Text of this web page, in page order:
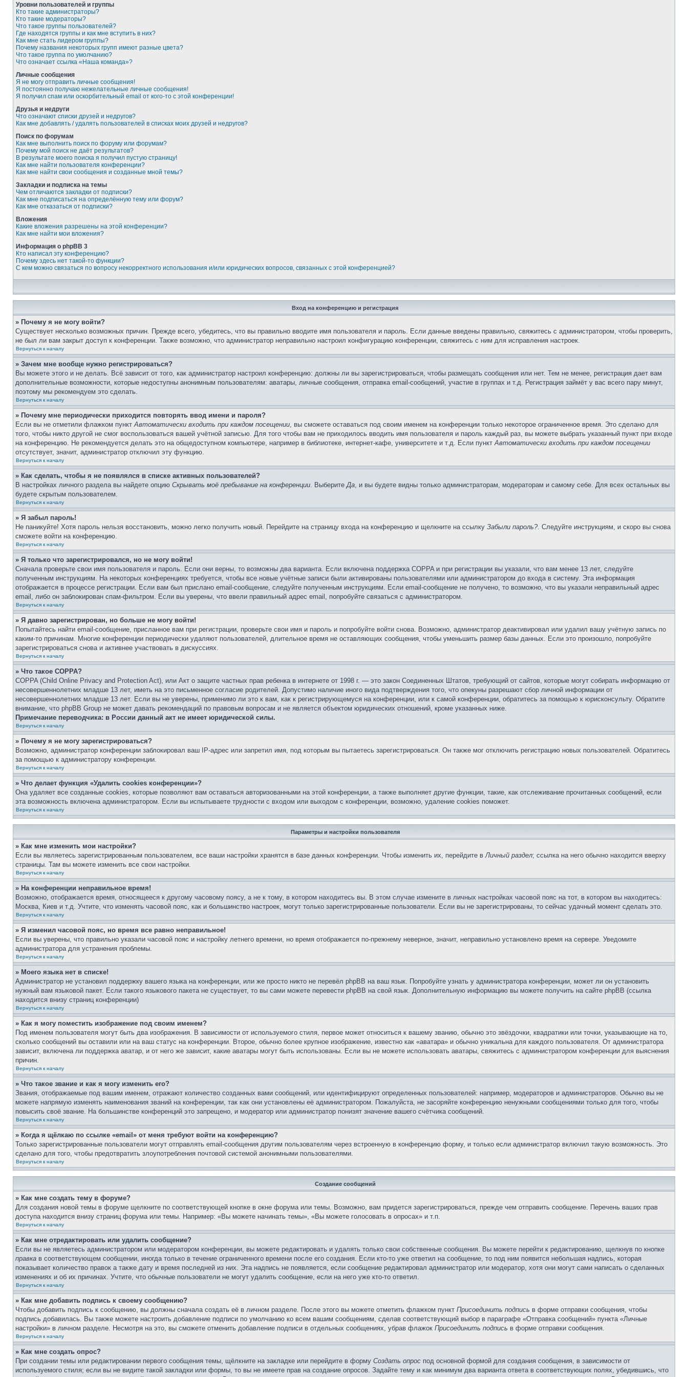
Уровни пользователей и группы
Кто такие администраторы?
Кто такие модераторы?
Что такое группы пользователей?
Где находятся группы и как мне вступить в них?
Как мне стать лидером группы?
Почему названия некоторых групп имеют разные цвета?
Что такое группа по умолчанию?
Что означает ссылка «Наша команда»?
Личные сообщения
Я не могу отправить личные сообщения!
Я постоянно получаю нежелательные личные сообщения!
Я получил спам или оскорбительный email от кого-то с этой конференции!
Друзья и недруги
Что означают списки друзей и недругов?
Как мне добавлять / удалять пользователей в списках моих друзей и недругов?
Поиск по форумам
Как мне выполнить поиск по форуму или форумам?
Почему мой поиск не даёт результатов?
В результате моего поиска я получил пустую страницу!
Как мне найти пользователя конференции?
Как мне найти свои сообщения и созданные мной темы?
Закладки и подписка на темы
Чем отличаются закладки от подписки?
Как мне подписаться на определённую тему или форум?
Как мне отказаться от подписки?
Вложения
Какие вложения разрешены на этой конференции?
Как мне найти мои вложения?
Информация о phpBB 3
Кто написал эту конференцию?
Почему здесь нет такой-то функции?
С кем можно связаться по вопросу некорректного использования и/или юридических вопросов, связанных с этой конференцией?
Вход на конференцию и регистрация
» Почему я не могу войти?
Существует несколько возможных причин. Прежде всего, убедитесь, что вы правильно вводите имя пользователя и пароль. Если данные введены правильно, свяжитесь с администратором, чтобы проверить,
не был ли вам закрыт доступ к конференции. Также возможно, что администратор неправильно настроил конфигурацию конференции, свяжитесь с ним для исправления настроек.
Вернуться к началу
» Зачем мне вообще нужно регистрироваться?
Вы можете этого и не делать. Всё зависит от того, как администратор настроил конференцию: должны ли вы зарегистрироваться, чтобы размещать сообщения или нет. Тем не менее, регистрация дает вам
дополнительные возможности, которые недоступны анонимным пользователям: аватары, личные сообщения, отправка email-сообщений, участие в группах и т.д. Регистрация займёт у вас всего пару минут,
поэтому мы рекомендуем это сделать.
Вернуться к началу
» Почему мне периодически приходится повторять ввод имени и пароля?
Если вы не отметили флажком пунктАвтоматически входить при каждом посещении, вы сможете оставаться под своим именем на конференции только некоторое ограниченное время. Это сделано для
того, чтобы никто другой не смог воспользоваться вашей учётной записью. Для того чтобы вам не приходилось вводить имя пользователя и пароль каждый раз, вы можете выбрать указанный пункт при входе
на конференцию. Не рекомендуется делать это на общедоступном компьютере, например в библиотеке, интернет-кафе, университете и т.д. Если пунктАвтоматически входить при каждом посещении
отсутствует, значит, администратор отключил эту функцию.
Вернуться к началу
» Как сделать, чтобы я не появлялся в списке активных пользователей?
В настройках личного раздела вы найдете опцию Скрывать моё пребывание на конференции. ВыберитеДа, и вы будете видны только администраторам, модераторам и самому себе. Для всех остальных вы
будете скрытым пользователем.
Вернуться к началу
» Я забыл пароль!
Не паникуйте! Хотя пароль нельзя восстановить, можно легко получить новый. Перейдите на страницу входа на конференцию и щелкните на ссылку Забыли пароль?. Следуйте инструкциям, и скоро вы снова
сможете войти на конференцию.
Вернуться к началу
» Я только что зарегистрировался, но не могу войти!
Сначала проверьте свои имя пользователя и пароль. Если они верны, то возможны два варианта. Если включена поддержка COPPA и при регистрации вы указали, что вам менее 13 лет, следуйте
полученным инструкциям. На некоторых конференциях требуется, чтобы все новые учётные записи были активированы пользователями или администратором до входа в систему. Эта информация
отображается в процессе регистрации. Если вам был прислано email-сообщение, следуйте полученным инструкциям. Если email-сообщение не получено, то возможно, что вы указали неправильный адрес
email, либо он заблокирован спам-фильтром. Если вы уверены, что ввели правильный адрес email, попробуйте связаться с администратором.
Вернуться к началу
» Я давно зарегистрирован, но больше не могу войти!
Попытайтесь найти email-сообщение, присланное вам при регистрации, проверьте свои имя и пароль и попробуйте войти снова. Возможно, администратор деактивировал или удалил вашу учётную запись по
каким-то причинам. Многие конференции периодически удаляют пользователей, длительное время не оставляющих сообщения, чтобы уменьшить размер базы данных. Если это произошло, попробуйте
зарегистрироваться снова и активнее участвовать в дискуссиях.
Вернуться к началу
» Что такое COPPA?
COPPA (Child Online Privacy and Protection Act), или Акт о защите частных прав ребенка в интернете от 1998 г. — это закон Соединенных Штатов, требующий от сайтов, которые могут собирать информацию от
несовершеннолетних младше 13 лет, иметь на это письменное согласие родителей. Допустимо наличие иного вида подтверждения того, что опекуны разрешают сбор личной информации от
несовершеннолетних младше 13 лет. Если вы не уверены, применимо ли это к вам, как к регистрирующемуся на конференции, или к самой конференции, обратитесь за помощью к юрисконсульту. Обратите
внимание, что phpBB Group не может давать рекомендаций по правовым вопросам и не является объектом юридических отношений, кроме указанных ниже.
Примечание переводчика: в России данный акт не имеет юридической силы.
Вернуться к началу
» Почему я не могу зарегистрироваться?
Возможно, администратор конференции заблокировал ваш IP-адрес или запретил имя, под которым вы пытаетесь зарегистрироваться. Он также мог отключить регистрацию новых пользователей. Обратитесь
за помощью к администратору конференции.
Вернуться к началу
» Что делает функция «Удалить cookies конференции»?
Она удаляет все созданные cookies, которые позволяют вам оставаться авторизованными на этой конференции, а также выполняет другие функции, такие, как отслеживание прочитанных сообщений, если
эта возможность включена администратором. Если вы испытываете трудности с входом или выходом с конференции, возможно, удаление cookies поможет.
Вернуться к началу
Параметры и настройки пользователя
» Как мне изменить мои настройки?
Если вы являетесь зарегистрированным пользователем, все ваши настройки хранятся в базе данных конференции. Чтобы изменить их, перейдите вЛичный раздел; ссылка на него обычно находится вверху
страницы. Там вы можете изменить все свои настройки.
Вернуться к началу
» На конференции неправильное время!
Возможно, отображается время, относящееся к другому часовому поясу, а не к тому, в котором находитесь вы. В этом случае измените в личных настройках часовой пояс на тот, в котором вы находитесь:
Москва, Киев и т.д. Учтите, что изменять часовой пояс, как и большинство настроек, могут только зарегистрированные пользователи. Если вы не зарегистрированы, то сейчас удачный момент сделать это.
Вернуться к началу
» Я изменил часовой пояс, но время все равно неправильное!
Если вы уверены, что правильно указали часовой пояс и настройку летнего времени, но время отображается по-прежнему неверное, значит, неправильно установлено время на сервере. Уведомите
администратора для устранения проблемы.
Вернуться к началу
» Моего языка нет в списке!
Администратор не установил поддержку вашего языка на конференции, или же просто никто не перевёл phpBB на ваш язык. Попробуйте узнать у администратора конференции, может ли он установить
нужный вам языковой пакет. Если такого языкового пакета не существует, то вы сами можете перевести phpBB на свой язык. Дополнительную информацию вы можете получить на сайте phpBB (ссылка
находится внизу страниц конференции)
Вернуться к началу
» Как я могу поместить изображение под своим именем?
Под именем пользователя могут быть два изображения. В зависимости от используемого стиля, первое может относиться к вашему званию, обычно это звёздочки, квадратики или точки, указывающие на то,
сколько сообщений вы оставили или на ваш статус на конференции. Второе, обычно более крупное изображение, известно как «аватара» и обычно уникальна для каждого пользователя. От администратора
зависит, включена ли поддержка аватар, и от него же зависит, какие аватары могут быть использованы. Если вы не можете использовать аватары, свяжитесь с администратором конференции для выяснения
причин.
Вернуться к началу
» Что такое звание и как я могу изменить его?
Звания, отображаемые под вашим именем, отражают количество созданных вами сообщений, или идентифицируют определенных пользователей: например, модераторов и администраторов. Обычно вы не
можете напрямую изменять наименования званий на конференции, так как они установлены её администратором. Пожалуйста, не засоряйте конференцию ненужными сообщениями только для того, чтобы
повысить своё звание. На большинстве конференций это запрещено, и модератор или администратор понизят значение вашего счётчика сообщений.
Вернуться к началу
» Когда я щёлкаю по ссылке «email» от меня требуют войти на конференцию?
Только зарегистрированные пользователи могут отправлять email-сообщения другим пользователям через встроенную в конференцию форму, и только если администратор включил такую возможность. Это
сделано для того, чтобы предотвратить злоупотребления почтовой системой анонимными пользователями.
Вернуться к началу
Создание сообщений
» Как мне создать тему в форуме?
Для создания новой темы в форуме щелкните по соответствующей кнопке в окне форума или темы. Возможно, вам придется зарегистрироваться, прежде чем отправить сообщение. Перечень ваших прав
доступа находится внизу страниц форума или темы. Например: «Вы можете начинать темы», «Вы можете голосовать в опросах» и т.п.
Вернуться к началу
» Как мне отредактировать или удалить сообщение?
Если вы не являетесь администратором или модератором конференции, вы можете редактировать и удалять только свои собственные сообщения. Вы можете перейти к редактированию, щелкнув по кнопке
правка в соответствующем сообщении, иногда только в течение ограниченного времени после его создания. Если кто-то уже ответил на сообщение, то под ним появится небольшая надпись, которая
показывает количество правок а также дату и время последней из них. Эта надпись не появляется, если сообщение редактировал администратор или модератор, хотя они могут сами написать о сделанных
изменениях и об их причинах. Учтите, что обычные пользователи не могут удалить сообщение, если на него уже кто-то ответил.
Вернуться к началу
» Как мне добавить подпись к своему сообщению?
Чтобы добавить подпись к сообщению, вы должны сначала создать её в личном разделе. После этого вы можете отметить флажком пункт Присоединить подпись в форме отправки сообщения, чтобы
подпись добавилась. Вы также можете настроить добавление подписи по умолчанию ко всем вашим сообщениям, сделав соответствующий выбор в параграфе «Отправка сообщений» пункта «Личные
настройки» в личном разделе. Несмотря на это, вы сможете отменить добавление подписи в отдельных сообщениях, убрав флажок Присоединить подпись в форме отправки сообщения.
Вернуться к началу
» Как мне создать опрос?
При создании темы или редактировании первого сообщения темы, щёлкните на закладке или перейдите в форму Создать опрос под основной формой для создания сообщения, в зависимости от
используемого стиля; если вы не видите такой закладки или формы, то вы не имеете прав на создание опросов. Задайте тему и как минимум два варианта ответа в соответствующих полях, убедившись, что